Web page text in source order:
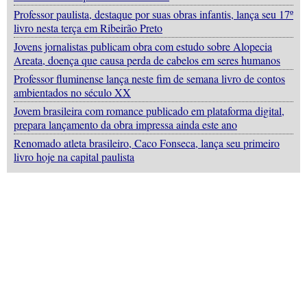
Professor paulista, destaque por suas obras infantis, lança seu 17º
livro nesta terça em Ribeirão Preto
Jovens jornalistas publicam obra com estudo sobre Alopecia
Areata, doença que causa perda de cabelos em seres humanos
Professor fluminense lança neste fim de semana livro de contos
ambientados no século XX
Jovem brasileira com romance publicado em plataforma digital,
prepara lançamento da obra impressa ainda este ano
Renomado atleta brasileiro, Caco Fonseca, lança seu primeiro
livro hoje na capital paulista